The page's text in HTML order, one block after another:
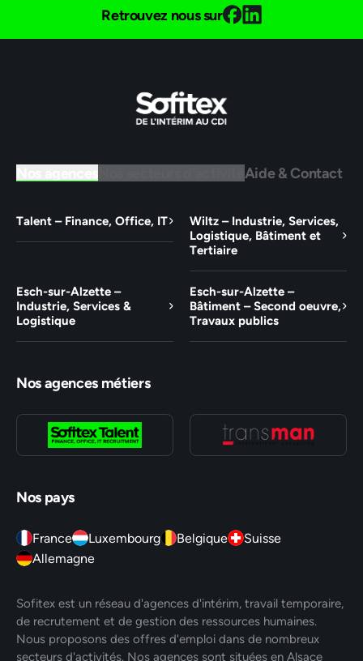
Retrouvez nous sur
Aide & Contact
Talent – Finance, Office, IT
Wiltz – Industrie, Services,
Logistique, Bâtiment et
Tertiaire
Esch-sur-Alzette –
Industrie, Services &
Logistique
Esch-sur-Alzette –
Bâtiment – Second oeuvre,
Travaux publics
Nos agences métiers
Nos pays
France Luxembourg Belgique
Suisse
Allemagne
Sofitex est un réseau d'agences d'intérim, travail temporaire,
de recrutement et de gestion des ressources humaines.
Nous proposons des offres d'emploi dans de nombreux
secteurs d'activités. Nos agences sont situées en Alsace